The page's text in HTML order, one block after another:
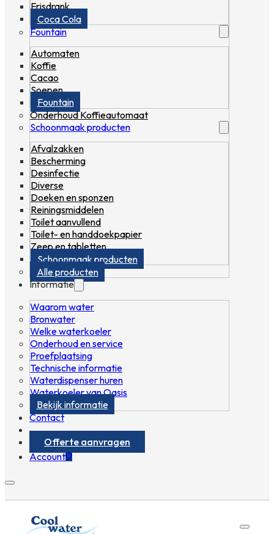
Frisdrank
Coca Cola
Fountain
Automaten
Koffie
Cacao
Soepen
Fountain
Onderhoud Koffieautomaat
Schoonmaak producten
Afvalzakken
Bescherming
Desinfectie
Diverse
Doeken en sponzen
Reiningsmiddelen
Toilet aanvullend
Toilet- en handdoekpapier
Zeep en tabletten
Schoonmaak producten
Alle producten
Informatie
Waarom water
Bronwater
Welke waterkoeler
Onderhoud en service
Proefplaatsing
Technische informatie
Waterdispenser huren
Waterkoeler van Oasis
Bekijk informatie
Contact
Offerte aanvragen
Account0